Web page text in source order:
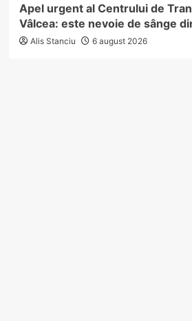
Apel urgent al Centrului de
Vâlcea: este nevoie de sânge
Alis Stanciu 6 august 2026